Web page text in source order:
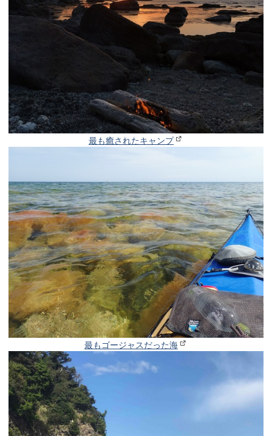
最も癒されたキャンプ
最もゴージャスだった海